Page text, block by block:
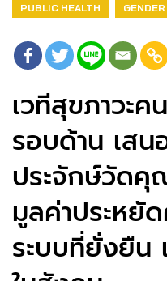
PUBLIC HEALTH
เวทีสุขภาวะ
รอบด้าน เสน
ประจักษ์วัดคุ
มูลค่าประหยั
ระบบที่ยั่งยืน